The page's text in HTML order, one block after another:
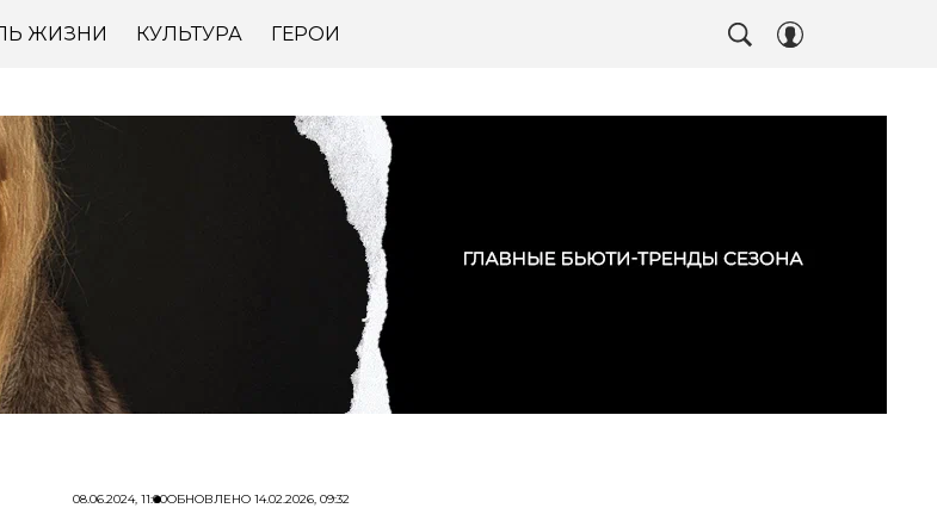
ЖИЗНИ КУЛЬТУРА ГЕРОИ
08.06.2024, 11:00ОБНОВЛЕНО 14.02.2026, 09:32